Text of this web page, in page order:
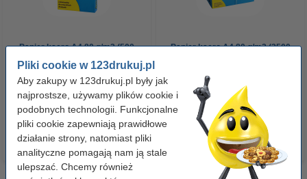
Pliki cookie w 123drukuj.pl
Aby zakupy w 123drukuj.pl były jak
najprostsze, używamy plików cookie i
podobnych technologii. Funkcjonalne
pliki cookie zapewniają prawidłowe
działanie strony, natomiast pliki
analityczne pomagają nam ją stale
ulepszać. Chcemy również
Papier ksero A4 80 g/m2 (500
szt.), 123drukuj
23,00 zł z VAT
Papier ksero A4 80 g/m2 (2500
110,00 zł z VAT